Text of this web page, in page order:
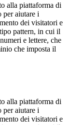
alla piattaforma di
per aiutare i
dei visitatori e
pattern, in cui il
e lettere, che
che imposta il
alla piattaforma di
per aiutare i
dei visitatori e